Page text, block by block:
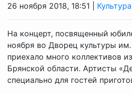
26 ноября 2018, 18:51 | Культура
На концерт, посвященный
ноября во Дворец культуры
приехало много коллективов
Брянской области. Артисты
специально для гостей